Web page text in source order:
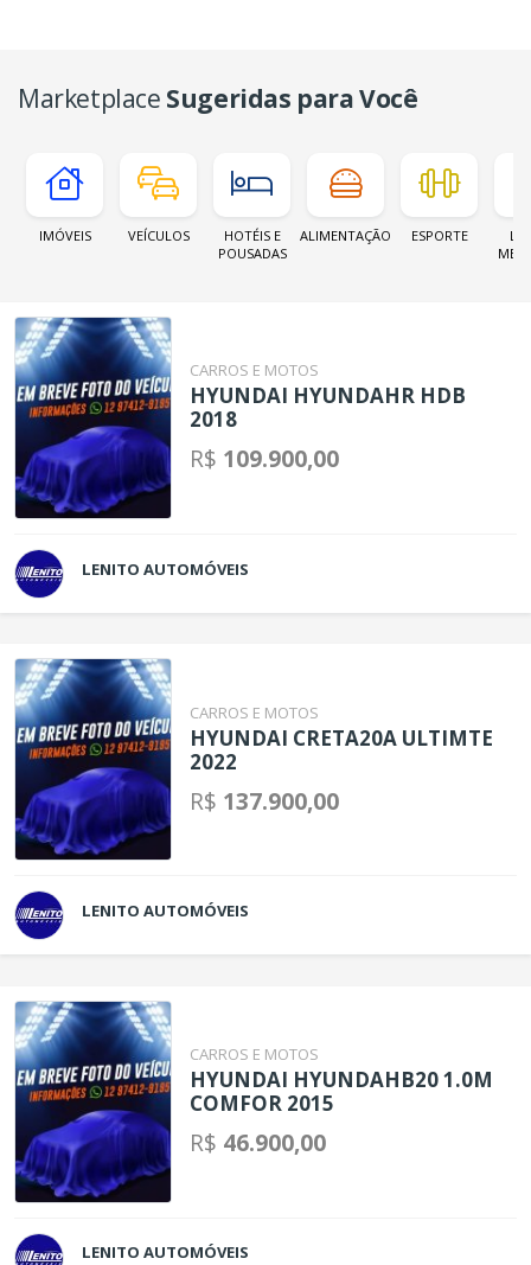
Marketplace Sugeridas para Você
IMÓVEIS VEÍCULOS
HOTÉIS E
POUSADAS
ALIMENTAÇÃO ESPORTE
CARROS E MOTOS
HYUNDAI HYUNDAHR HDB
2018
R$ 109.900,00
LENITO AUTOMÓVEIS
CARROS E MOTOS
HYUNDAI CRETA20A ULTIMTE
2022
R$ 137.900,00
LENITO AUTOMÓVEIS
CARROS E MOTOS
HYUNDAI HYUNDAHB20 1.0M
COMFOR 2015
R$ 46.900,00
LENITO AUTOMÓVEIS